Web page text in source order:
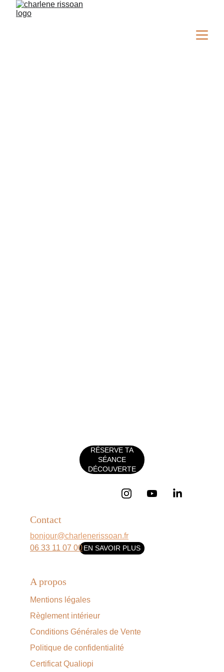
RÉSERVE TA
SÉANCE
DÉCOUVERTE
Contact
bonjour@charlenerissoan.fr
A propos
Mentions légales
Règlement intérieur
Conditions Générales de Vente
Politique de confidentialité
Certificat Qualiopi
EN SAVOIR PLUS
06 33 11 07 00